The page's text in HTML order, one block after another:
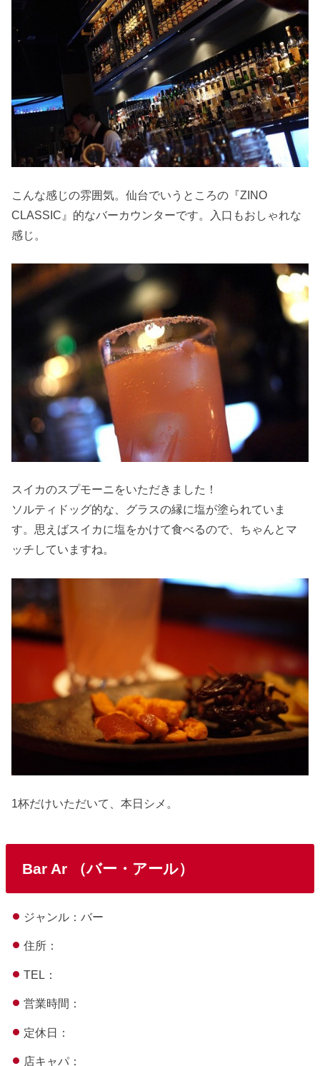
こんな感じの雰囲気。仙台でいうところの『ZINO
CLASSIC』的なバーカウンターです。入口もおしゃれな
感じ。
スイカのスプモーニ をいただきました！
ソルティドッグ的な、グラスの縁に塩が塗られていま
す。思えばスイカに塩をかけて食べるので、ちゃんとマ
ッチしていますね。
1杯だけいただいて、本日シメ。
Bar Ar （バー・アール）
ジャンル：バー
住所：
TEL：
営業時間：
定休日：
店キャパ：